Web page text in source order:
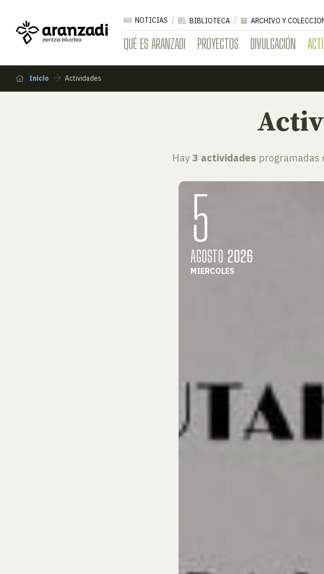
QUÉ ES ARANZADI PROYECTOS DIVULGACIÓN
NOTICIAS BIBLIOTECA ARCHIVO Y
Inicio Actividades
Hay3 actividades programadas
5
AGOSTO 2026
MIERCOLES